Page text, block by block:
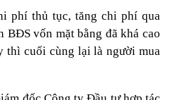
phí thủ tục, tăng chi phí qua
BĐS vốn mặt bằng đã khá cao
thì cuối cùng lại là người mua